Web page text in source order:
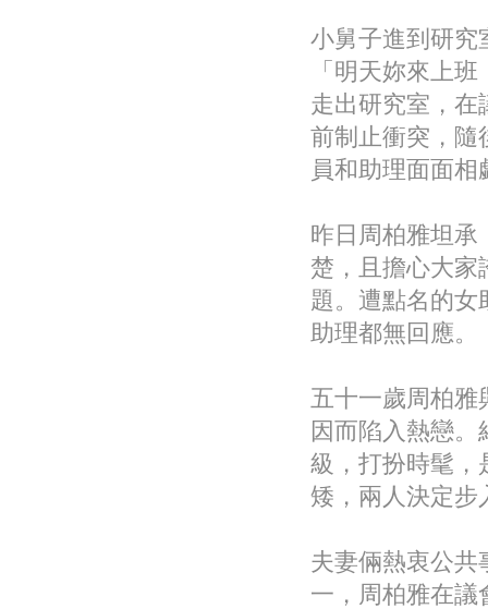
小舅子進到研究
「明天妳來上
走出研究室，在
前制止衝突，隨
員和助理面面
昨日周柏雅坦承
楚，且擔心大家
題。遭點名的
助理都無回應。
五十一歲周柏雅
因而陷入熱戀
級，打扮時髦，
矮，兩人決定
夫妻倆熱衷公共
一，周柏雅在議